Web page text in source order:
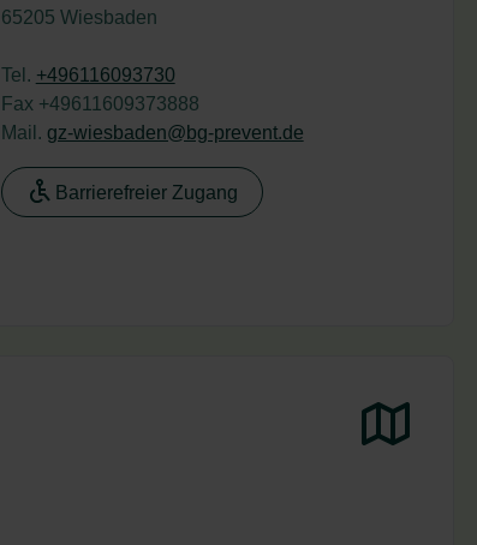
65205 Wiesbaden
Tel. +496116093730
Fax +49611609373888
Mail. gz-wiesbaden@bg-prevent.de
Barrierefreier Zugang